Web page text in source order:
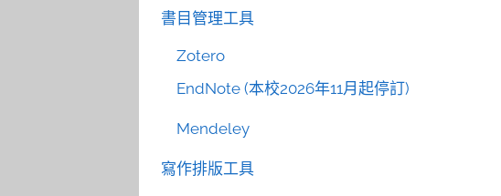
書目管理工具
Zotero
EndNote (本校2026年11月起停訂)
Mendeley
寫作排版工具